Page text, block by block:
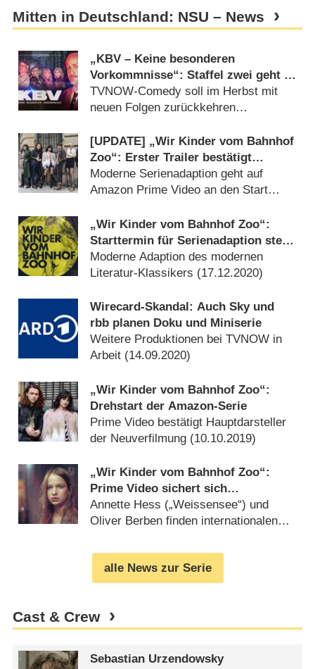
Mitten in Deutschland: NSU – News
„KBV – Keine besonderen
Vorkommnisse“: Staffel zwei geht in
Produktion
TVNOW-Comedy soll im Herbst mit
neuen Folgen zurückkehren
[UPDATE] „Wir Kinder vom Bahnhof
Zoo“: Erster Trailer bestätigt
Serienstart im Februar
Moderne Serienadaption geht auf
Amazon Prime Video an den Start
„Wir Kinder vom Bahnhof Zoo“:
Starttermin für Serienadaption steht
fest
Moderne Adaption des modernen
Literatur-Klassikers (17.12.2020)
Wirecard-Skandal: Auch Sky und
rbb planen Doku und Miniserie
Weitere Produktionen bei TVNOW in
Arbeit (14.09.2020)
„Wir Kinder vom Bahnhof Zoo“:
Drehstart der Amazon-Serie
Prime Video bestätigt Hauptdarsteller
der Neuverfilmung (10.10.2019)
„Wir Kinder vom Bahnhof Zoo“:
Prime Video sichert sich
Serienfassung
Annette Hess („Weissensee“) und
Oliver Berben finden internationalen
alle News zur Serie
Cast & Crew
Sebastian Urzendowsky